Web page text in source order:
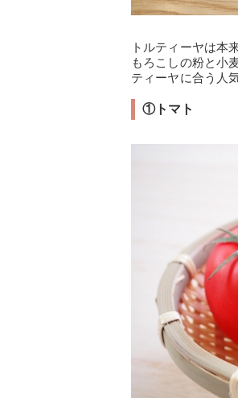
トルティーヤは本
もろこしの粉と小
ティーヤに合う人
①トマト